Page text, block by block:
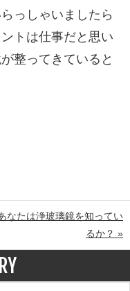
っしゃいましたら
トは仕事だと思い
整ってきていると
なたは浄玻璃鏡を知ってい
るか？ »